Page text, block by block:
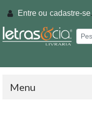
Entre ou cadastre-se.
Menu